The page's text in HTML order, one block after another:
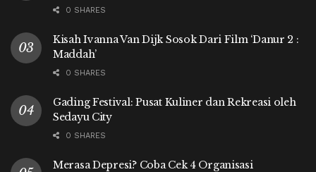
0 SHARES
Kisah Ivanna Van Dijk Sosok Dari Film ‘Danur 2 :
Maddah’
0 SHARES
Gading Festival: Pusat Kuliner dan Rekreasi oleh
Sedayu City
0 SHARES
Merasa Depresi? Coba Cek 4 Organisasi